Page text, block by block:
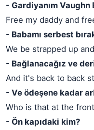
- Gardiyanım
Free my daddy and
- Babamı serbest
We be strapped up
- Bağlanacağız ve
And it's back to back
- Ve ödeşene kadar
Who is that at the
- Ön kapıdaki kim?